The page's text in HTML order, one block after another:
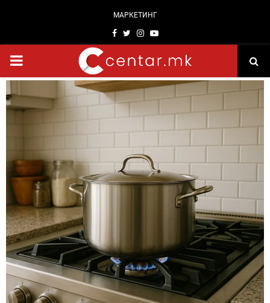
МАРКЕТИНГ
Facebook
TwitterInstagram
Youtube
PRIMARY
MENU